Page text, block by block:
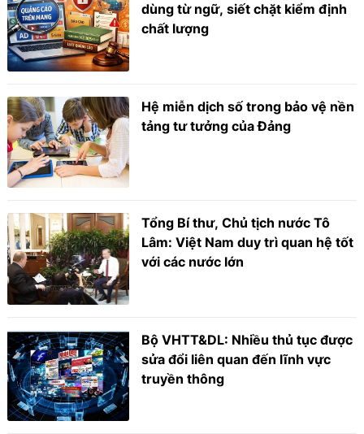
dùng từ ngữ, siết chặt kiểm định
chất lượng
Hệ miễn dịch số trong bảo vệ nền
tảng tư tưởng của Đảng
Tổng Bí thư, Chủ tịch nước Tô
Lâm: Việt Nam duy trì quan hệ tốt
với các nước lớn
Bộ VHTT&DL: Nhiều thủ tục được
sửa đổi liên quan đến lĩnh vực
truyền thông